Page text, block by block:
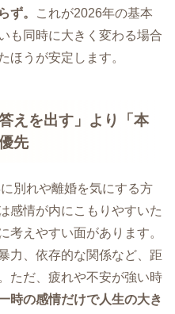
ず。
これが2026年の基本
も同時に大きく変わる場合
ほうが安定します。
えを出す」より「本
先
別れや離婚を気にする方
感情が内にこもりやすいた
考えやすい面があります。
力、依存的な関係など、距
ただ、疲れや不安が強い時
時の感情だけで人生の大き